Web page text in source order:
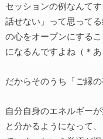
セッションの例なんて
話せない」って思って
の心をオープンにする
になるんですよね（＊
だからそのうち「ご縁
自分自身のエネルギー
と分かるようになって